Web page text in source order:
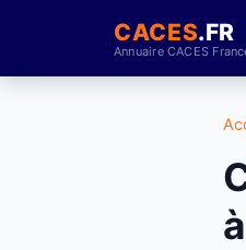
CACES.FR
Annuaire CACES